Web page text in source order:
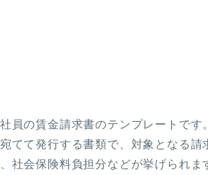
員の賃金請求書のテンプレートで
てて発行する書類で、対象となる
社会保険料負担分などが挙げられ